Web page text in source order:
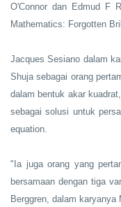
O'Connor dan Edmud F
Mathematics: Forgotten
Jacques Sesiano dalam
Shuja sebagai orang
dalam bentuk akar
sebagai solusi untuk
equation.
"Ia juga orang yang
bersamaan dengan tiga
Berggren, dalam